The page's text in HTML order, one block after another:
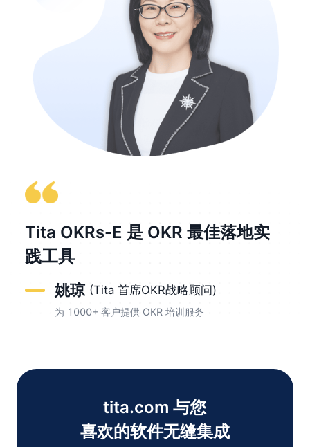
Tita OKRs-E 是 OKR 最佳落地实
践工具
姚琼 (Tita 首席OKR战略顾问)
为 1000+ 客户提供 OKR 培训服务
tita.com 与您
喜欢的软件无缝集成